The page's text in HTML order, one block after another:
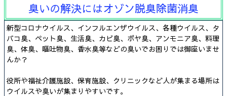
臭いの解決にはオゾン脱臭除菌消臭
新型コロナウイルス、インフルエンザウイルス、各種ウイルス、タ
バコ臭、ペット臭、生活臭、カビ臭、ボヤ臭、アンモニア臭、料理
臭、体臭、嘔吐物臭、香水臭等などの臭いでお困りでは御座いませ
んか？
役所や福祉介護施設、保育施設、クリニックなど人が集まる場所は
ウイルスや臭いが集まりやすいです。